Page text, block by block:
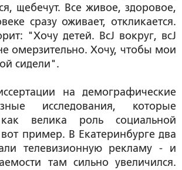
щебечут. Все живое, здоровое,
сразу оживает, откликается.
"Хочу детей. ВсЈ вокруг, всЈ
омерзительно. Хочу, чтобы мои
сидели".
на демографические
исследования, которые
велика роль социальной
пример. В Екатеринбурге два
телевизионную рекламу - и
там сильно увеличился.